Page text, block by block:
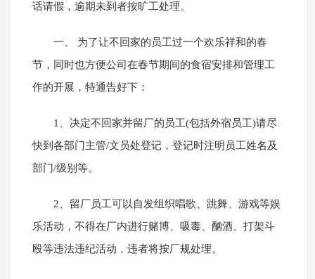
话请假，逾期未到者按旷工处理。
一、 为了让不回家的员工过一个欢乐祥和的春
节，同时也方便公司在春节期间的食宿安排和管理工
作的开展，特通告好下：
1、决定不回家并留厂的员工(包括外宿员工)请尽
快到各部门主管/文员处登记，登记时注明员工姓名及
部门/级别等。
2、留厂员工可以自发组织唱歌、跳舞、游戏等娱
乐活动，不得在厂内进行赌博、吸毒、酗酒、打架斗
殴等违法违纪活动，违者将按厂规处理。